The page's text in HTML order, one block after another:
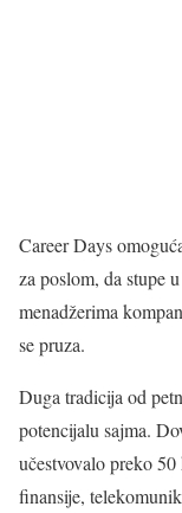
Career Days
za poslom, da stupe
menadžerima
se pruza.
Duga tradicija od
potencijalu sajma.
učestvovalo preko
finansije,